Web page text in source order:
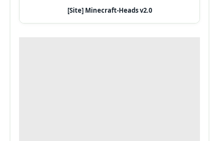
[Site] Minecraft-Heads v2.0